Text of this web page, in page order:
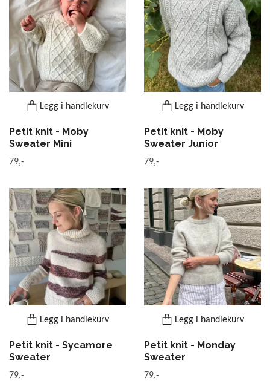
Legg i handlekurv
Petit knit - Moby
Sweater Mini
79,-
Legg i handlekurv
Petit knit - Moby
Sweater Junior
79,-
Legg i handlekurv
Petit knit - Sycamore
Sweater
79,-
Legg i handlekurv
Petit knit - Monday
Sweater
79,-